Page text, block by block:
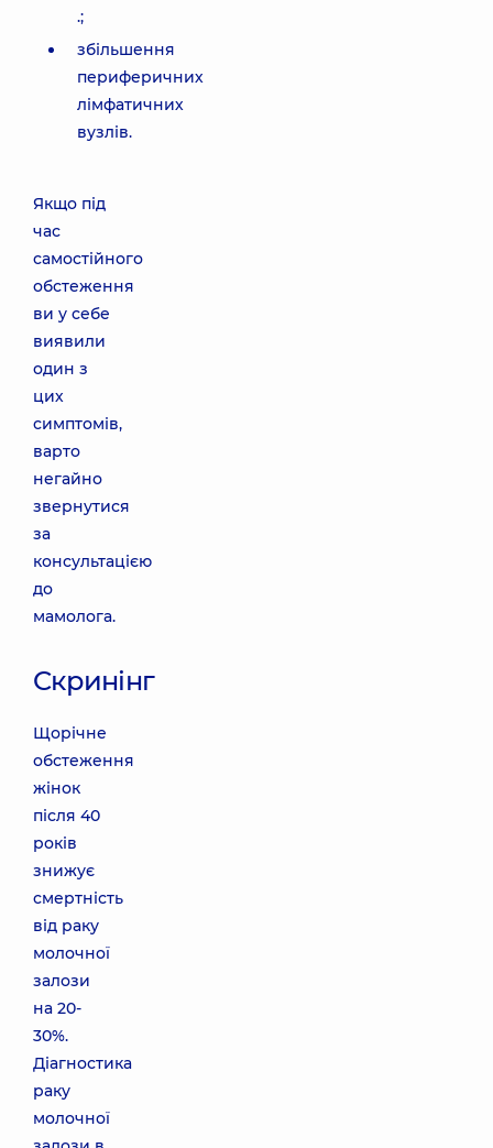
.;
збільшення
периферичних
лімфатичних
вузлів.
Якщо під
час
самостійного
обстеження
ви у себе
виявили
один з
цих
симптомів,
варто
негайно
звернутися
за
консультацією
до
мамолога.
Cкринінг
Щорічне
обстеження
жінок
після 40
років
знижує
смертність
від раку
молочної
залози
на 20-
30%.
Діагностика
раку
молочної